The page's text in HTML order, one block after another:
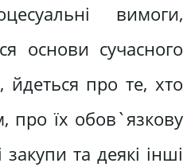
вимоги,
основи сучасного
про те, хто
про їх обов`язкову
закупи та деякі інші